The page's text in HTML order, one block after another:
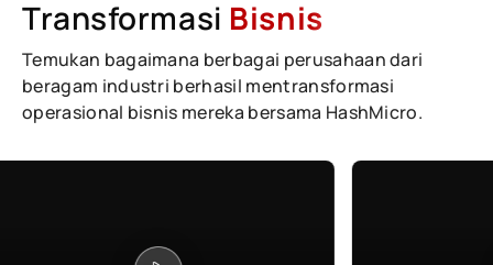
Transformasi Bisnis
Temukan bagaimana berbagai perusahaan dari
beragam industri berhasil mentransformasi
operasional bisnis mereka bersama HashMicro.